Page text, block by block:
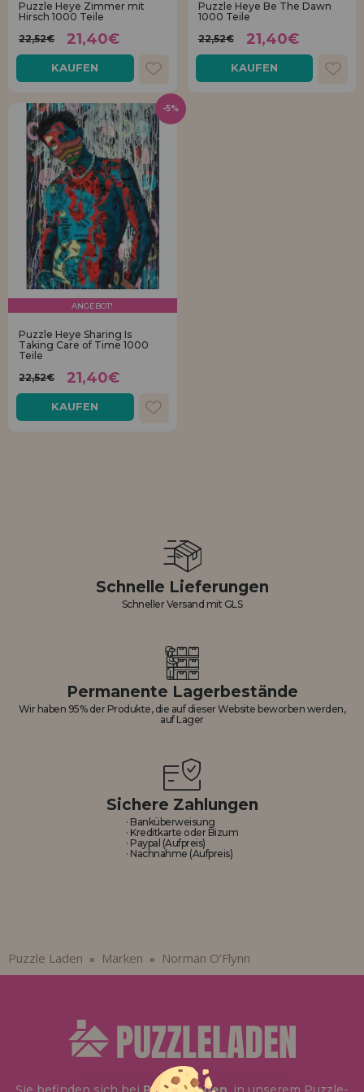
Los gehts! Wir haben auf dich gewartet.
HÄNDLERREGISTRIERUNG
Puzzle Heye Zimmer mit
Hirsch 1000 Teile
22,52€
21,40€
KAUFEN
Puzzle Heye Be The Dawn
1000 Teile
22,52€
21,40€
KAUFEN
ANGEBOT!
Puzzle Heye Sharing Is
Taking Care of Time 1000
Teile
22,52€
21,40€
KAUFEN
-5%
Schnelle Lieferungen
Schneller Versand mit GLS
Permanente Lagerbestände
Wir haben 95% der Produkte, die auf dieser Website beworben werden,
auf Lager
Sichere Zahlungen
· Banküberweisung
· Kreditkarte oder Bizum
· Paypal (Aufpreis)
· Nachnahme (Aufpreis)
Puzzle Laden » Marken » Norman O’Flynn